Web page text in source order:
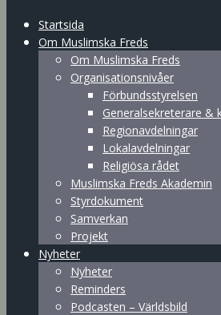
Startsida
Om Muslimska Freds
Om Muslimska Freds
Organisationsnivåer
Förbundsstyrelsen
Generalsekreterare &
Regionavdelningar
Lokalavdelningar
Religiösa rådet
Muslimska Freds Akademin
Styrdokument
Samverkan
Projekt
Nyheter
Nyheter
Reminders
Podcasten – Världsbild